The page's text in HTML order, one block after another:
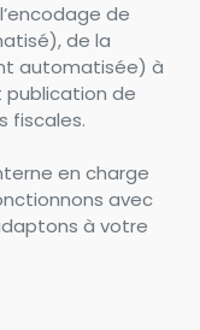
de
de la
automatisée) à
publication de
fiscales.
en charge
avec
à votre